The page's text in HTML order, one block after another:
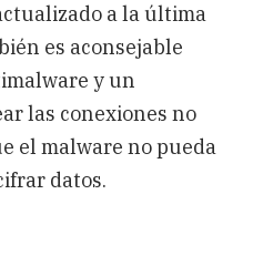
a la última
es aconsejable
y un
las conexiones no
el malware no pueda
datos.